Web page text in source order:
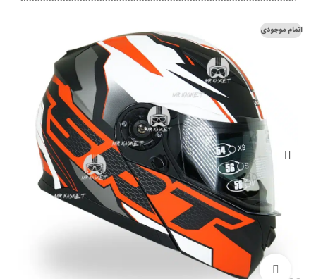
اتمام موجودی
بزرگنمایی تصویر